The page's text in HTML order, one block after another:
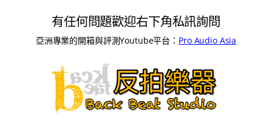
有任何問題歡迎右下角私訊詢問
亞洲專業的開箱與評測Youtube平台： Pro Audio Asia